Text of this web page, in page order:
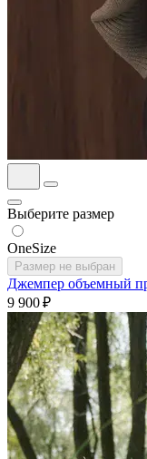
Выберите размер
OneSize
Размер не выбран
Джемпер объемный
9 900 ₽